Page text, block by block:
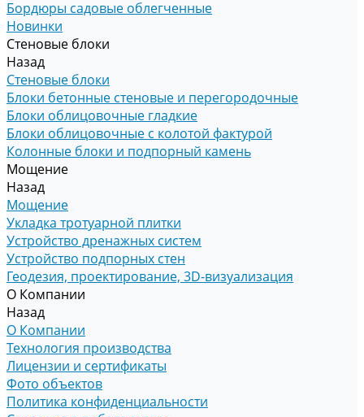
Бордюры садовые облегченные
Новинки
Стеновые блоки
Назад
Стеновые блоки
Блоки бетонные стеновые и перегородочные
Блоки облицовочные гладкие
Блоки облицовочные с колотой фактурой
Колонные блоки и подпорный камень
Мощение
Назад
Мощение
Укладка тротуарной плитки
Устройство дренажных систем
Устройство подпорных стен
Геодезия, проектирование, 3D-визуализация
О Компании
Назад
О Компании
Технология производства
Лицензии и сертификаты
Фото объектов
Политика конфиденциальности